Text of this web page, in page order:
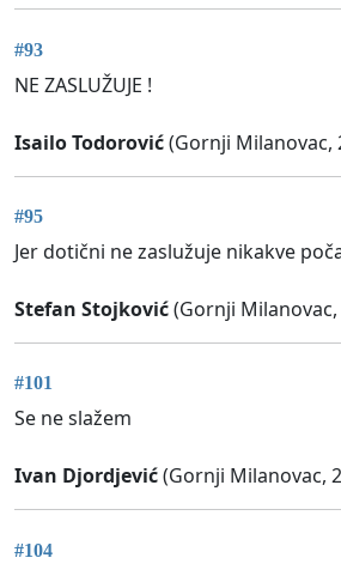
#93
NE ZASLUŽUJE !
Isailo Todorović(Gornji Milanovac,
#95
Jer dotični ne zaslužuje nikakve
Stefan Stojković(Gornji Milanovac,
#101
Se ne slažem
Ivan Djordjević(Gornji Milanovac,
#104